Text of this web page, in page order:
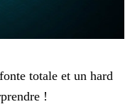
totale et un hard
!